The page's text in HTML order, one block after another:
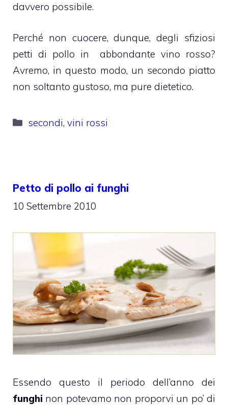
davvero possibile.
Perché non cuocere, dunque, degli sfiziosi
petti di pollo in abbondante vino rosso?
Avremo, in questo modo, un secondo piatto
non soltanto gustoso, ma pure dietetico.
Categorie
secondi,vini rossi
Petto di pollo ai funghi
10 Settembre 2010
Essendo questo il periodo dell’anno dei
funghi non potevamo non proporvi un po’ di